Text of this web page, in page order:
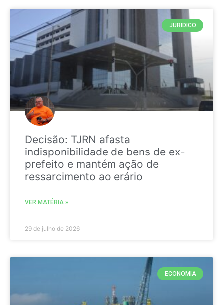
JURIDICO
Decisão: TJRN afasta
indisponibilidade de bens de ex-
prefeito e mantém ação de
ressarcimento ao erário
VER MATÉRIA »
29 de julho de 2026
ECONOMIA